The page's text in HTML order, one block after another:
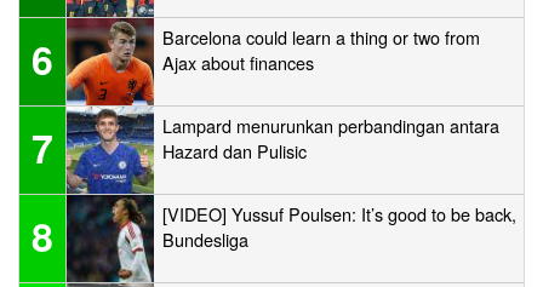
6
Barcelona could learn a thing or two from
Ajax about finances
7
Lampard menurunkan perbandingan antara
Hazard dan Pulisic
8
[VIDEO] Yussuf Poulsen: It’s good to be back,
Bundesliga